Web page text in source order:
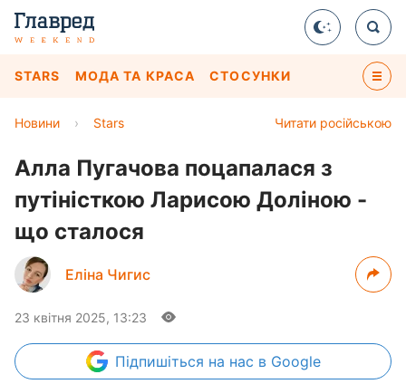
STARS МОДА ТА КРАСА СТОСУНКИ
Читати російською
Новини › Stars
Алла Пугачова поцапалася з
путіністкою Ларисою Доліною -
що сталося
Еліна Чигис
23 квітня 2025, 13:23
Підпишіться на нас в Google